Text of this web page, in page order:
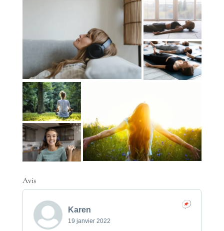
Avis
Karen
19 janvier 2022